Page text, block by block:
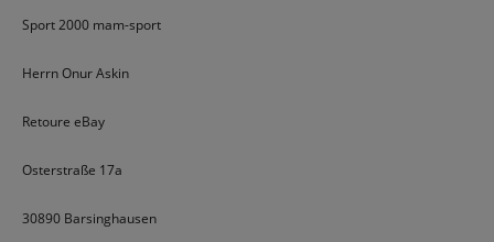
Sport 2000 mam-sport
Herrn Onur Askin
Retoure eBay
Osterstraße 17a
30890 Barsinghausen